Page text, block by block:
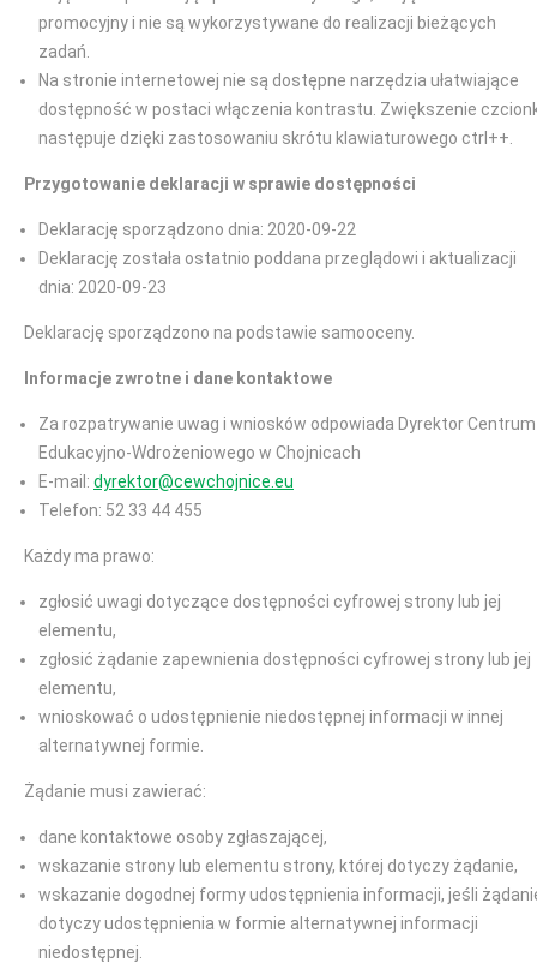
promocyjny i nie są wykorzystywane do realizacji bieżących
zadań.
Na stronie internetowej nie są dostępne narzędzia ułatwiające
dostępność w postaci włączenia kontrastu. Zwiększenie
następuje dzięki zastosowaniu skrótu klawiaturowego ctrl++.
Przygotowanie deklaracji w sprawie dostępności
Deklarację sporządzono dnia: 2020-09-22
Deklarację została ostatnio poddana przeglądowi i aktualizacji
dnia: 2020-09-23
Deklarację sporządzono na podstawie samooceny.
Informacje zwrotne i dane kontaktowe
Za rozpatrywanie uwag i wniosków odpowiada Dyrektor Centrum
Edukacyjno-Wdrożeniowego w Chojnicach
E-mail: dyrektor@cewchojnice.eu
Telefon: 52 33 44 455
Każdy ma prawo:
zgłosić uwagi dotyczące dostępności cyfrowej strony lub jej
elementu,
zgłosić żądanie zapewnienia dostępności cyfrowej strony lub jej
elementu,
wnioskować o udostępnienie niedostępnej informacji w innej
alternatywnej formie.
Żądanie musi zawierać:
dane kontaktowe osoby zgłaszającej,
wskazanie strony lub elementu strony, której dotyczy żądanie,
wskazanie dogodnej formy udostępnienia informacji, jeśli
dotyczy udostępnienia w formie alternatywnej informacji
niedostępnej.